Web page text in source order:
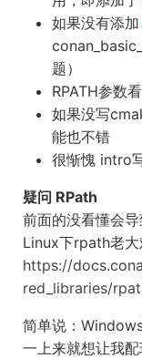
如果没有添加
题）
RPATH参数
如果没写
能也不错
很惭愧 intro
疑问 RPath
前面的没看懂会
Linux下rpath老大
https://
red_libraries/
简单说：
一上来就想让我配